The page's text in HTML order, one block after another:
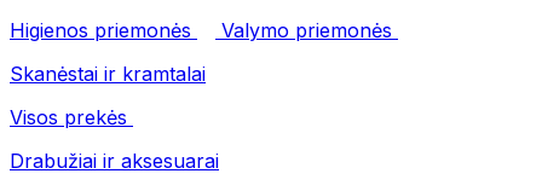
Higienos priemonės
Valymo priemonės
Skanėstai ir kramtalai
Visos prekės
Drabužiai ir aksesuarai